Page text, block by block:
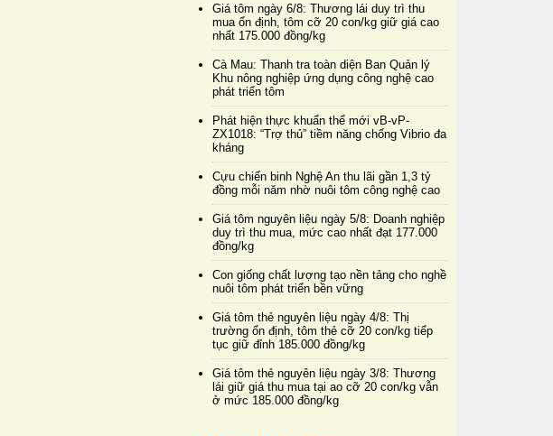
Giá tôm ngày 6/8: Thương lái duy trì thu
mua ổn định, tôm cỡ 20 con/kg giữ giá cao
nhất 175.000 đồng/kg
Cà Mau: Thanh tra toàn diện Ban Quản lý
Khu nông nghiệp ứng dụng công nghệ cao
phát triển tôm
Phát hiện thực khuẩn thể mới vB-vP-
ZX1018: “Trợ thủ” tiềm năng chống Vibrio đa
kháng
Cựu chiến binh Nghệ An thu lãi gần 1,3 tỷ
đồng mỗi năm nhờ nuôi tôm công nghệ cao
Giá tôm nguyên liệu ngày 5/8: Doanh nghiệp
duy trì thu mua, mức cao nhất đạt 177.000
đồng/kg
Con giống chất lượng tạo nền tảng cho nghề
nuôi tôm phát triển bền vững
Giá tôm thẻ nguyên liệu ngày 4/8: Thị
trường ổn định, tôm thẻ cỡ 20 con/kg tiếp
tục giữ đỉnh 185.000 đồng/kg
Giá tôm thẻ nguyên liệu ngày 3/8: Thương
lái giữ giá thu mua tại ao cỡ 20 con/kg vẫn
ở mức 185.000 đồng/kg